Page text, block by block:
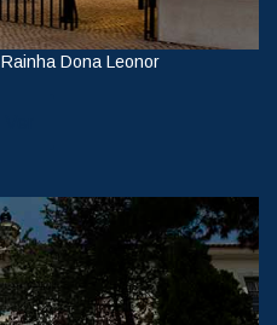
Dona Leonor